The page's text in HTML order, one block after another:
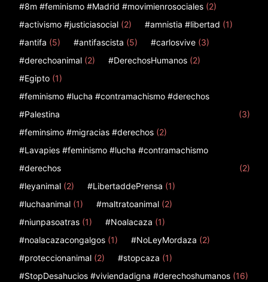
#8m #feminismo #Madrid #movimienrosociales (2)
#activismo #justiciasocial (2) #amnistia #libertad (1)
#antifa (5) #antifascista (5) #carlosvive (3)
#derechoanimal (2) #DerechosHumanos (2)
#Egipto (1)
#feminismo #lucha #contramachismo #derechos
#Palestina
(3)
#feminsimo #migracias #derechos (2)
#Lavapies #feminismo #lucha #contramachismo
#derechos
(2)
#leyanimal (2) #LibertaddePrensa (1)
#luchaanimal (1) #maltratoanimal (2)
#niunpasoatras (1) #Noalacaza (1)
#noalacazacongalgos (1) #NoLeyMordaza (2)
#proteccionanimal (2) #stopcaza (1)
#StopDesahucios #viviendadigna #derechoshumanos (16)